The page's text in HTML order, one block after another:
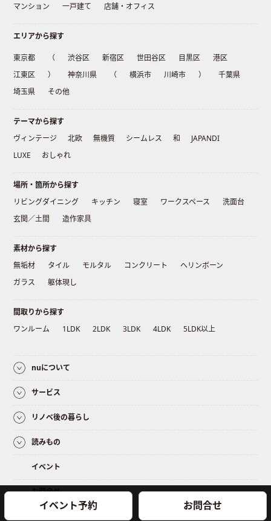
イベント予約 お問合せ
マンション
一戸建て 店舗・オフィス
エリアから探す
東京都 （ 渋谷区 新宿区 世田谷区 目黒区
港区
江東区
） 神奈川県 （ 横浜市 川崎市 ）
千葉県
埼玉県
その他
テーマから探す
ヴィンテージ
北欧 無機質 シームレス 和
JAPANDI
LUXE
おしゃれ
場所・箇所から探す
リビングダイニング
キッチン 寝室 ワークスペース
洗面台
玄関／土間
造作家具
素材から探す
無垢材
タイル モルタル コンクリート
ヘリンボーン
ガラス
躯体現し
間取りから探す
ワンルーム
1LDK 2LDK 3LDK 4LDK 5LDK以上
nuについて
サービス
リノベ後の暮らし
読みもの
イベント
お問合せ